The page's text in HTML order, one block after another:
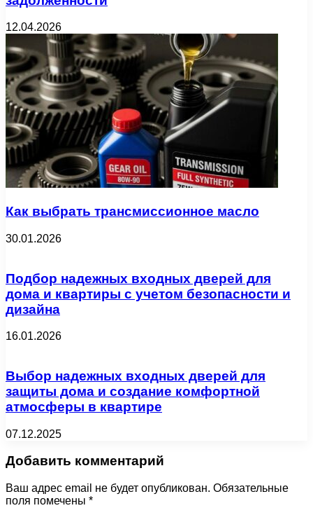
12.04.2026
Как выбрать трансмиссионное масло
30.01.2026
Подбор надежных входных дверей для
дома и квартиры с учетом безопасности и
дизайна
16.01.2026
Выбор надежных входных дверей для
защиты дома и создание комфортной
атмосферы в квартире
07.12.2025
Добавить комментарий
Ваш адрес email не будет опубликован. Обязательные
поля помечены *